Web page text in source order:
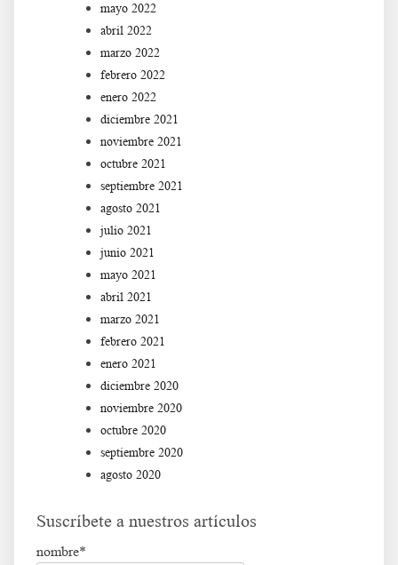
mayo 2022
abril 2022
marzo 2022
febrero 2022
enero 2022
diciembre 2021
noviembre 2021
octubre 2021
septiembre 2021
agosto 2021
julio 2021
junio 2021
mayo 2021
abril 2021
marzo 2021
febrero 2021
enero 2021
diciembre 2020
noviembre 2020
octubre 2020
septiembre 2020
agosto 2020
Suscríbete a nuestros artículos
nombre*